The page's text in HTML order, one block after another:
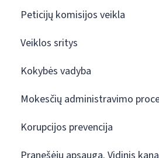
Peticijų komisijos veikla
Veiklos sritys
Kokybės vadyba
Mokesčių administravimo
Korupcijos prevencija
Pranešėjų apsauga. Vidinis